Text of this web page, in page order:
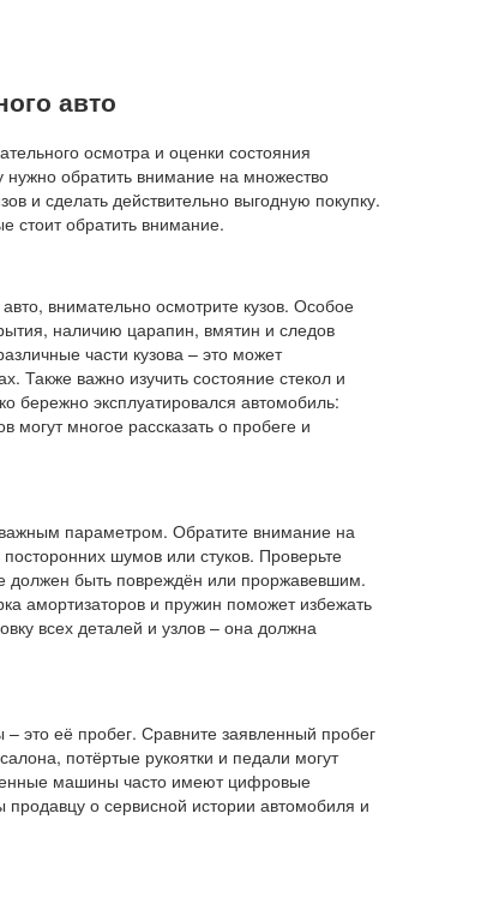
авто
осмотра и оценки состояния
нужно обратить внимание на множество
и сделать действительно выгодную покупку.
стоит обратить внимание.
внимательно осмотрите кузов. Особое
наличию царапин, вмятин и следов
части кузова – это может
Также важно изучить состояние стекол и
бережно эксплуатировался автомобиль:
могут многое рассказать о пробеге и
важным параметром. Обратите внимание на
шумов или стуков. Проверьте
должен быть повреждён или проржавевшим.
амортизаторов и пружин поможет избежать
всех деталей и узлов – она должна
это её пробег. Сравните заявленный пробег
потёртые рукоятки и педали могут
машины часто имеют цифровые
о сервисной истории автомобиля и